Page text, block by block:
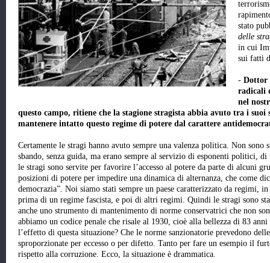
stato
delle
in cui
sui fatti
- Dottor
radicali
nel
questo campo, ritiene che la stagione stragista abbia avuto tra i
mantenere intatto questo regime di potere dal carattere
Certamente le stragi hanno avuto sempre una valenza politica. Non sono
sbando, senza guida, ma erano sempre al servizio di esponenti politici,
le stragi sono servite per favorire l’accesso al potere da parte di alcuni
posizioni di potere per impedire una dinamica di alternanza, che come
democrazia”. Noi siamo stati sempre un paese caratterizzato da regimi,
prima di un regime fascista, e poi di altri regimi. Quindi le stragi sono
anche uno strumento di mantenimento di norme conservatrici che non
abbiamo un codice penale che risale al 1930, cioè alla bellezza di 83
l’effetto di questa situazione? Che le norme sanzionatorie prevedono
sproporzionate per eccesso o per difetto. Tanto per fare un esempio il
rispetto alla corruzione. Ecco, la situazione è drammatica.